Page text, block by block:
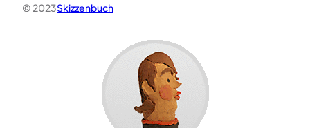
© 2023Skizzenbuch